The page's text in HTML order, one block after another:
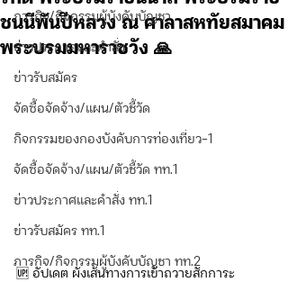
ภารกิจ/กิจกรรมผู้บังคับบัญชา
ข่าวประกาศและคำสั่ง
ข่าวรับสมัคร
จัดซื้อจัดจ้าง/แผน/ตัวชี้วัด
กิจกรรมของกองบังคับการท่องเที่ยว-1
จัดซื้อจัดจ้าง/แผน/ตัวชี้วัด ทท.1
ข่าวประกาศและคำสั่ง ทท.1
ข่าวรับสมัคร ทท.1
ภารกิจ/กิจกรรมผู้บังคับบัญชา ทท.2
ชนนีพันปีหลวง ณ ศาลาสหทัยสมาคม
พระบรมมหาราชวัง 🙏
🆙 อัปเดต ผังเส้นทางการเข้าถวายสักการะ